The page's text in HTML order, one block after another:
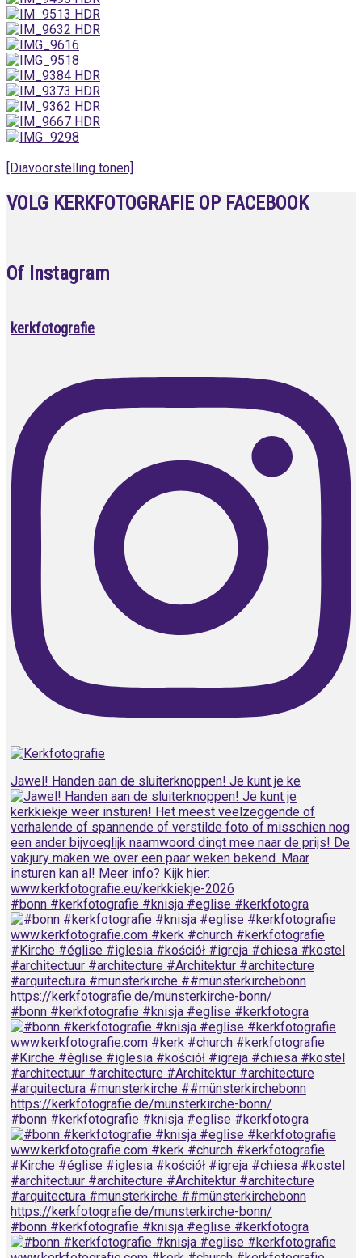
[Diavoorstelling tonen]
VOLG KERKFOTOGRAFIE OP FACEBOOK
Of Instagram
kerkfotografie
Jawel! Handen aan de sluiterknoppen! Je kunt je ke
#bonn #kerkfotografie #knisja #eglise #kerkfotogra
#bonn #kerkfotografie #knisja #eglise #kerkfotogra
#bonn #kerkfotografie #knisja #eglise #kerkfotogra
#bonn #kerkfotografie #knisja #eglise #kerkfotogra